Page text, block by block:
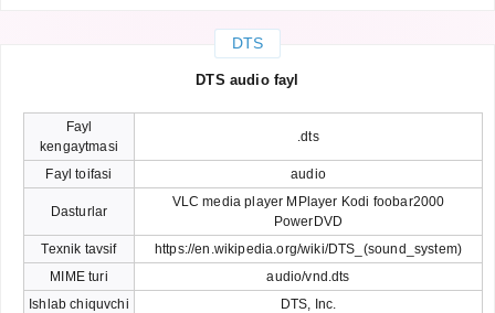
DTS
DTS audio fayl
Fayl
kengaytmasi
.dts
Fayl toifasi audio
Dasturlar
VLC media player MPlayer Kodi foobar2000
PowerDVD
Texnik tavsif
https://en.wikipedia.org/wiki/DTS_(sound_system)
MIME turi
audio/vnd.dts
Ishlab chiquvchi
DTS, Inc.